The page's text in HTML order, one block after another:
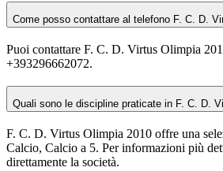
Come posso contattare al telefono F. C. D.
Puoi contattare F. C. D. Virtus Olimpia
+393296662072.
Quali sono le discipline praticate in F. C. D.
F. C. D. Virtus Olimpia 2010 offre una
Calcio, Calcio a 5. Per informazioni più
direttamente la società.